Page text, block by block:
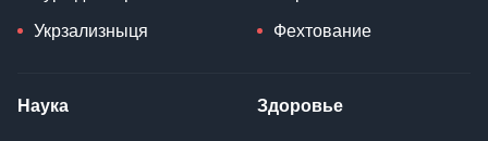
Укрзализныця Фехтование
Наука Здоровье